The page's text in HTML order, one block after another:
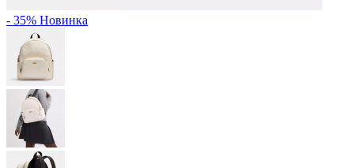
- 35% Новинка